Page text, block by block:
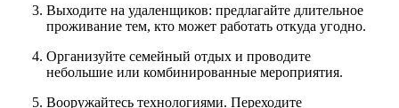
Выходите на удаленщиков: предлагайте длительное
проживание тем, кто может работать откуда угодно.
Организуйте семейный отдых и проводите
небольшие или комбинированные мероприятия.
Вооружайтесь технологиями. Переходите